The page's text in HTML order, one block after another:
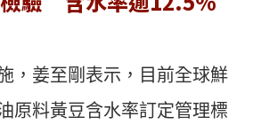
，姜至剛表示，目前全球鮮
原料黃豆含水率訂定管理標